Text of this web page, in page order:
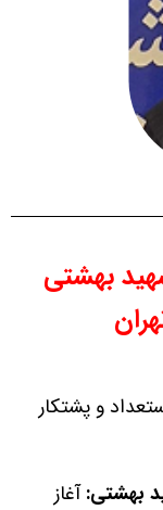
بهشتی
و پشتکار
بهشتی:آغاز